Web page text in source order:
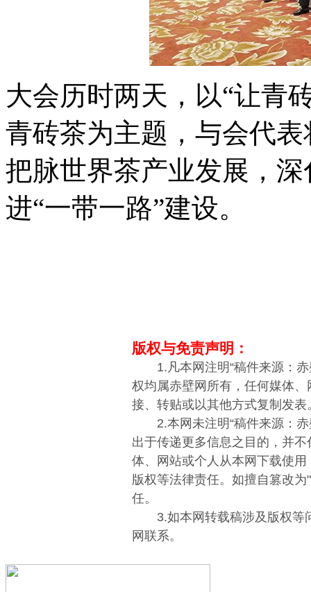
大会历时两天，以“让青
青砖茶为主题，与会代
把脉世界茶产业发展，
进“一带一路”建设。
版权与免责声明：
1.凡本网注明“稿件来源：赤
权均属赤壁网所有，任何媒体
接、转贴或以其他方式复制发表
2.本网未注明“稿件来源：赤
出于传递更多信息之目的，并
体、网站或个人从本网下载使用
版权等法律责任。如擅自篡改
任。
3.如本网转载稿涉及版权等
网联系。